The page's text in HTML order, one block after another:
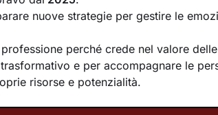
nuove strategie per gestire le
perché crede nel valore
e per accompagnare le
risorse e potenzialità.